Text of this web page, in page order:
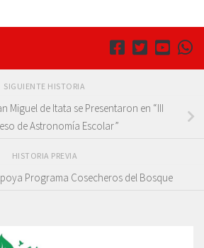
SIGUIENTE HISTORIA
Miguel de Itata se Presentaron en “III
de Astronomía Escolar”
HISTORIA PREVIA
Programa Cosecheros del Bosque